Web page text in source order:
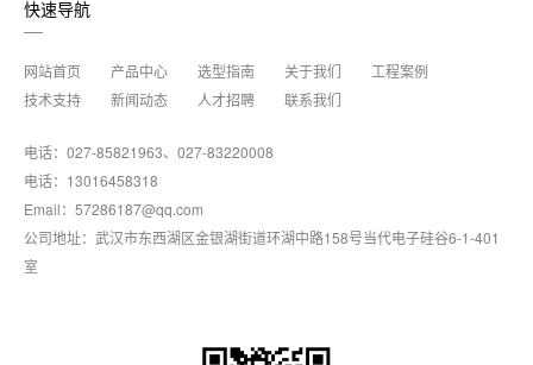
快速导航
网站首页 产品中心 选型指南 关于我们
工程案例
技术支持
新闻动态 人才招聘 联系我们
电话：027-85821963、027-83220008
电话：13016458318
Email：57286187@qq.com
公司地址：武汉市东西湖区金银湖街道环湖中路158号当代电子硅谷6-1-401
室